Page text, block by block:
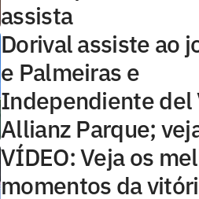
assista
Dorival assiste ao
e Palmeiras e
Independiente del
Allianz Parque;
VÍDEO: Veja os
momentos da